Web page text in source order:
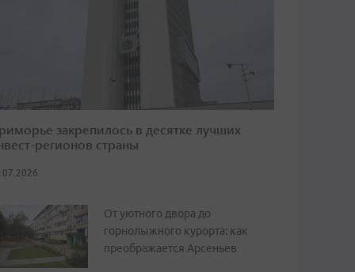
закрепилось в десятке лучших
регионов страны
От уютного двора до
горнолыжного курорта: как
преображается Арсеньев